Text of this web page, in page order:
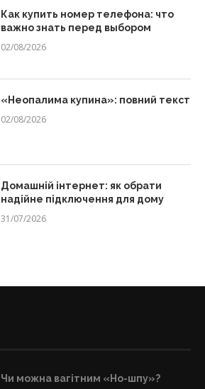
Как купить номер телефона: что
важно знать перед выбором
02/08/2026
«Неопалима купина»: повний текст
02/08/2026
Домашній інтернет: як обрати
надійне підключення для дому
31/07/2026
Чи можна вагітним «Но-шпу»?